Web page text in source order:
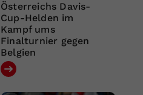
Österreichs Davis-
Cup-Helden im
Kampf ums
Finalturnier gegen
Belgien